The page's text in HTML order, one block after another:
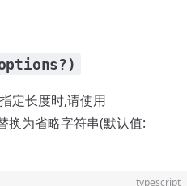
定长度时,请使用
换为省略字符串(默认值:
typescript